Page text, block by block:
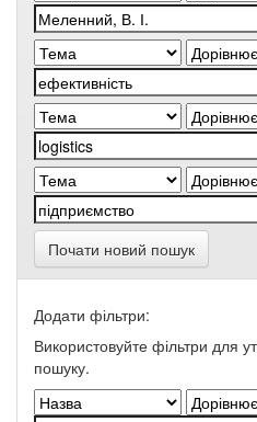
Почати новий пошук
Додати фільтри:
Використовуйте фільтри для
пошуку.